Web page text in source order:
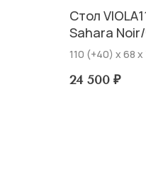
Стол
Sahara
110 (+40) х 68 х
24 500 ₽